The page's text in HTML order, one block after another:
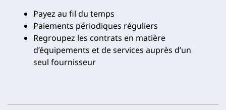
Payez au fil du temps
Paiements périodiques réguliers
Regroupez les contrats en matière
d’équipements et de services auprès d’un
seul fournisseur